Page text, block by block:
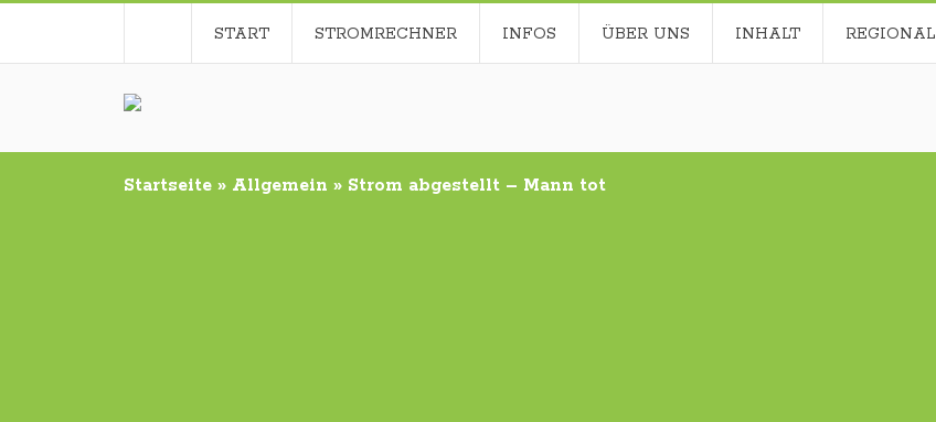
START STROMRECHNER INFOS ÜBER UNS INHALT REGIONAL
Startseite » Allgemein » Strom abgestellt – Mann tot